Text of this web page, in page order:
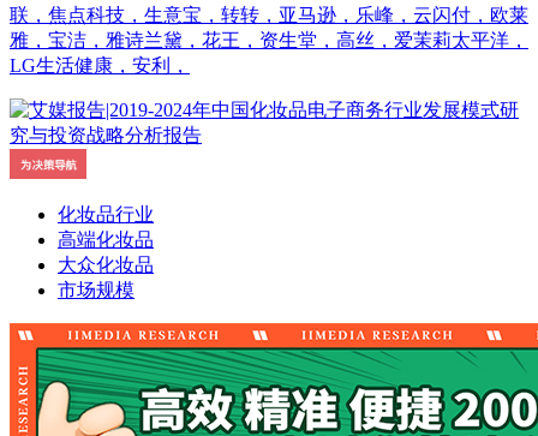
联，焦点科技，生意宝，转转，亚马逊，乐峰，云闪付，欧莱
雅，宝洁，雅诗兰黛，花王，资生堂，高丝，爱茉莉太平洋，
LG生活健康，安利，
化妆品行业
高端化妆品
大众化妆品
市场规模